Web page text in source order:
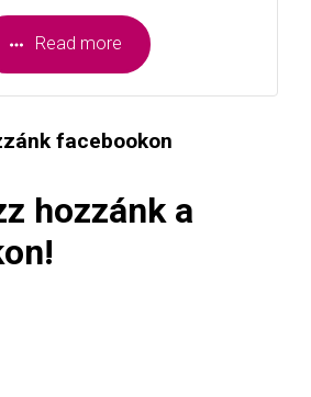
Read more
facebookon
hozzánk a